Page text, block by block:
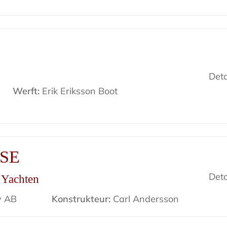
Werft:Erik Eriksson Boot
AB Konstrukteur:Carl Andersson